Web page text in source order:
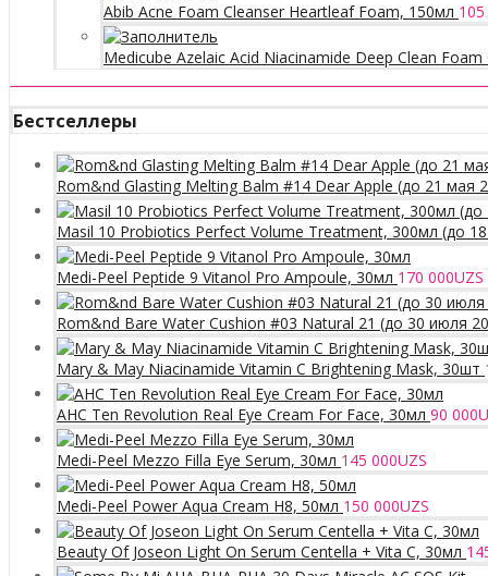
Abib Acne Foam Cleanser Heartleaf Foam, 150мл
Medicube Azelaic Acid Niacinamide Deep Clean Foam
Бестселлеры
Rom&nd Glasting Melting Balm #14 Dear Apple (до 21 мая
Masil 10 Probiotics Perfect Volume Treatment, 300мл (до
Medi-Peel Peptide 9 Vitanol Pro Ampoule, 30мл 170 000UZS
Rom&nd Bare Water Cushion #03 Natural 21 (до 30 июля
Mary & May Niacinamide Vitamin C Brightening Mask, 30шт
AHC Ten Revolution Real Eye Cream For Face, 30мл 90 000
Medi-Peel Mezzo Filla Eye Serum, 30мл 145 000UZS
Medi-Peel Power Aqua Cream H8, 50мл 150 000UZS
Beauty Of Joseon Light On Serum Centella + Vita C, 30мл